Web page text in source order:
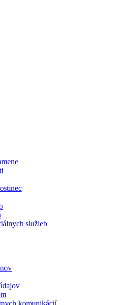
služieb
komunikácií